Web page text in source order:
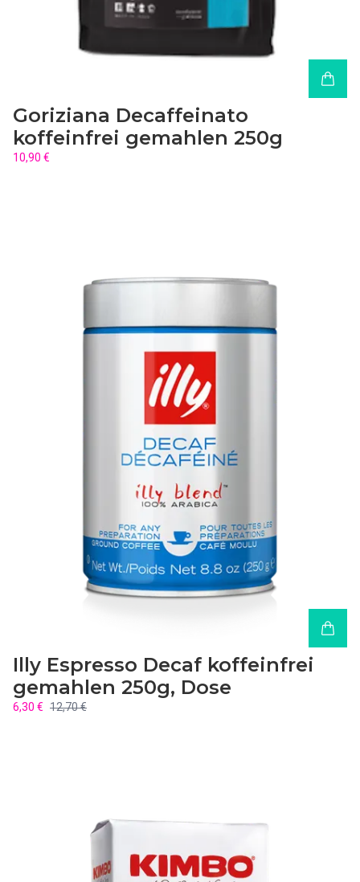
Goriziana Decaffeinato
koffeinfrei gemahlen 250g
10,90 €
Illy Espresso Decaf koffeinfrei
gemahlen 250g, Dose
6,30 € 12,70 €